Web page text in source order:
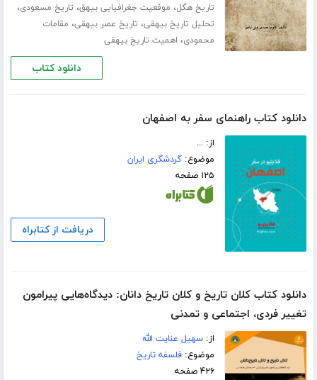
تاریخ هگل، موقعیت جغرافیایى بیهق، تاریخ مسعودى،
تحلیل تاریخ بیهقی، تاریخ عصر بیهقى، مقامات
محمودى، اهمیت تاریخ بیهقى
دانلود کتاب
دانلود کتاب راهنمای سفر به اصفهان
از: ...
موضوع:گردشگری ایران
۱۲۵ صفحه
دریافت از کتابراه
دانلود کتاب کلان تاریخ و کلان تاریخ دانان: دیدگاه‌هایی پیرامون
تغییر فردی، اجتماعی و تمدنی
از:سهیل عنایت الله
موضوع:فلسفه تاریخ
۴۲۶ صفحه